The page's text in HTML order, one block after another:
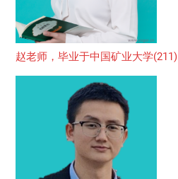
赵老师，毕业于中国矿业大学(211)